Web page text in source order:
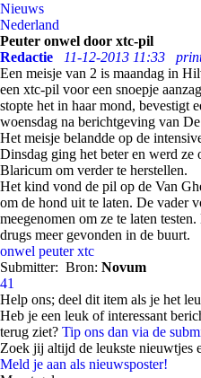
Nieuws
Nederland
Peuter onwel door xtc-pil
Redactie
11-12-2013 11:33
Een meisje van 2 is maandag in
een xtc-pil voor een snoepje
stopte het in haar mond, bevestigt
woensdag na berichtgeving van
Het meisje belandde op de
Dinsdag ging het beter en werd ze
Blaricum om verder te herstellen.
Het kind vond de pil op de Van
om de hond uit te laten. De vader
meegenomen om ze te laten
drugs meer gevonden in de buurt.
onwel peuter xtc
Submitter: Bron: Novum
41
Help ons; deel dit item als je het
Heb je een leuk of interessant
terug ziet? Tip ons dan via de
Zoek jij altijd de leukste nieuwtjes
Meld je aan als nieuwsposter!